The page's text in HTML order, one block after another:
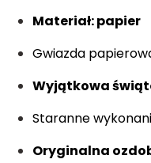
Materiał: papier
Gwiazda
Wyjątkowa
Staranne
Oryginalna